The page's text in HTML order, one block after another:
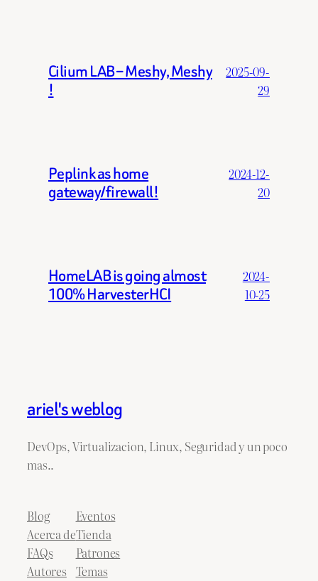
Cilium LAB – Meshy, Meshy
!
2025-09-
29
Peplink as home
gateway/firewall!
2024-12-
20
HomeLAB is going almost
100% HarvesterHCI
2024-
10-25
ariel's weblog
DevOps, Virtualizacion, Linux, Seguridad y un poco
mas..
Blog
Acerca de
FAQs
Autores
Eventos
Tienda
Patrones
Temas